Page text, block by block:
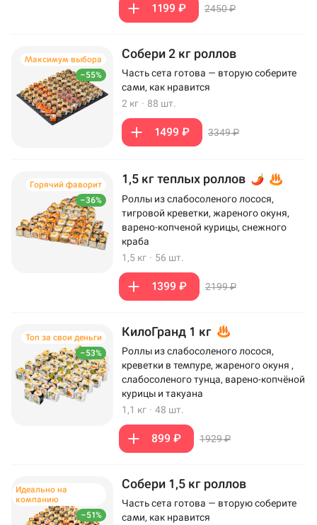
1199 ₽ 2450 ₽
–55%
Максимум выбора Собери 2 кг роллов
Часть сета готова — вторую соберите
сами, как нравится
2 кг · 88 шт.
1499 ₽ 3349 ₽
–36%
Горячий фаворит 1,5 кг теплых роллов
Роллы из слабосоленого лосося,
тигровой креветки, жареного окуня,
варено-копченой курицы, снежного
краба
1,5 кг · 56 шт.
1399 ₽ 2199 ₽
–53%
Топ за свои деньги КилоГранд 1 кг
Роллы из слабосоленого лосося,
креветки в темпуре, жареного окуня ,
слабосоленого тунца, варено-копчёной
курицы и такуана
1,1 кг · 48 шт.
899 ₽ 1929 ₽
–51%
Идеально на
компанию
Собери 1,5 кг роллов
Часть сета готова — вторую соберите
сами, как нравится